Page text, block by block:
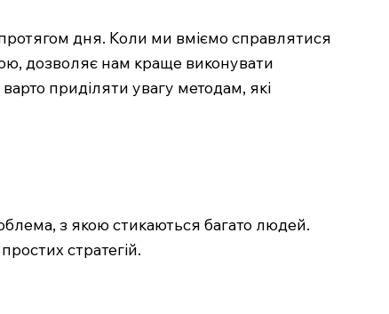
дня. Коли ми вміємо справлятися
дозволяє нам краще виконувати
приділяти увагу методам, які
з якою стикаються багато людей.
стратегій.